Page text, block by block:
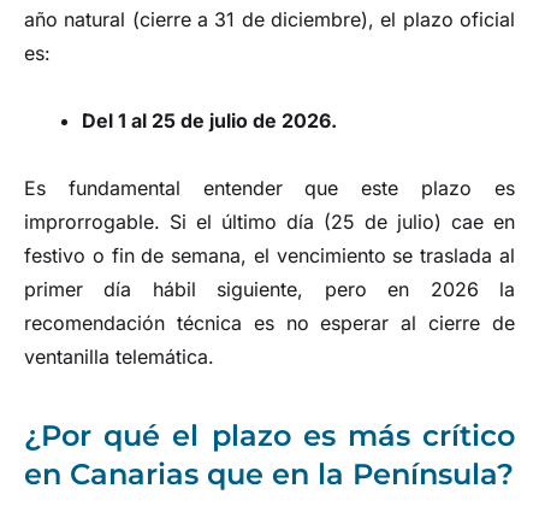
año natural (cierre a 31 de diciembre), el plazo oficial
es:
Del 1 al 25 de julio de 2026.
Es fundamental entender que este plazo es
improrrogable. Si el último día (25 de julio) cae en
festivo o fin de semana, el vencimiento se traslada al
primer día hábil siguiente, pero en 2026 la
recomendación técnica es no esperar al cierre de
ventanilla telemática.
¿Por qué el plazo es más crítico
en Canarias que en la Península?